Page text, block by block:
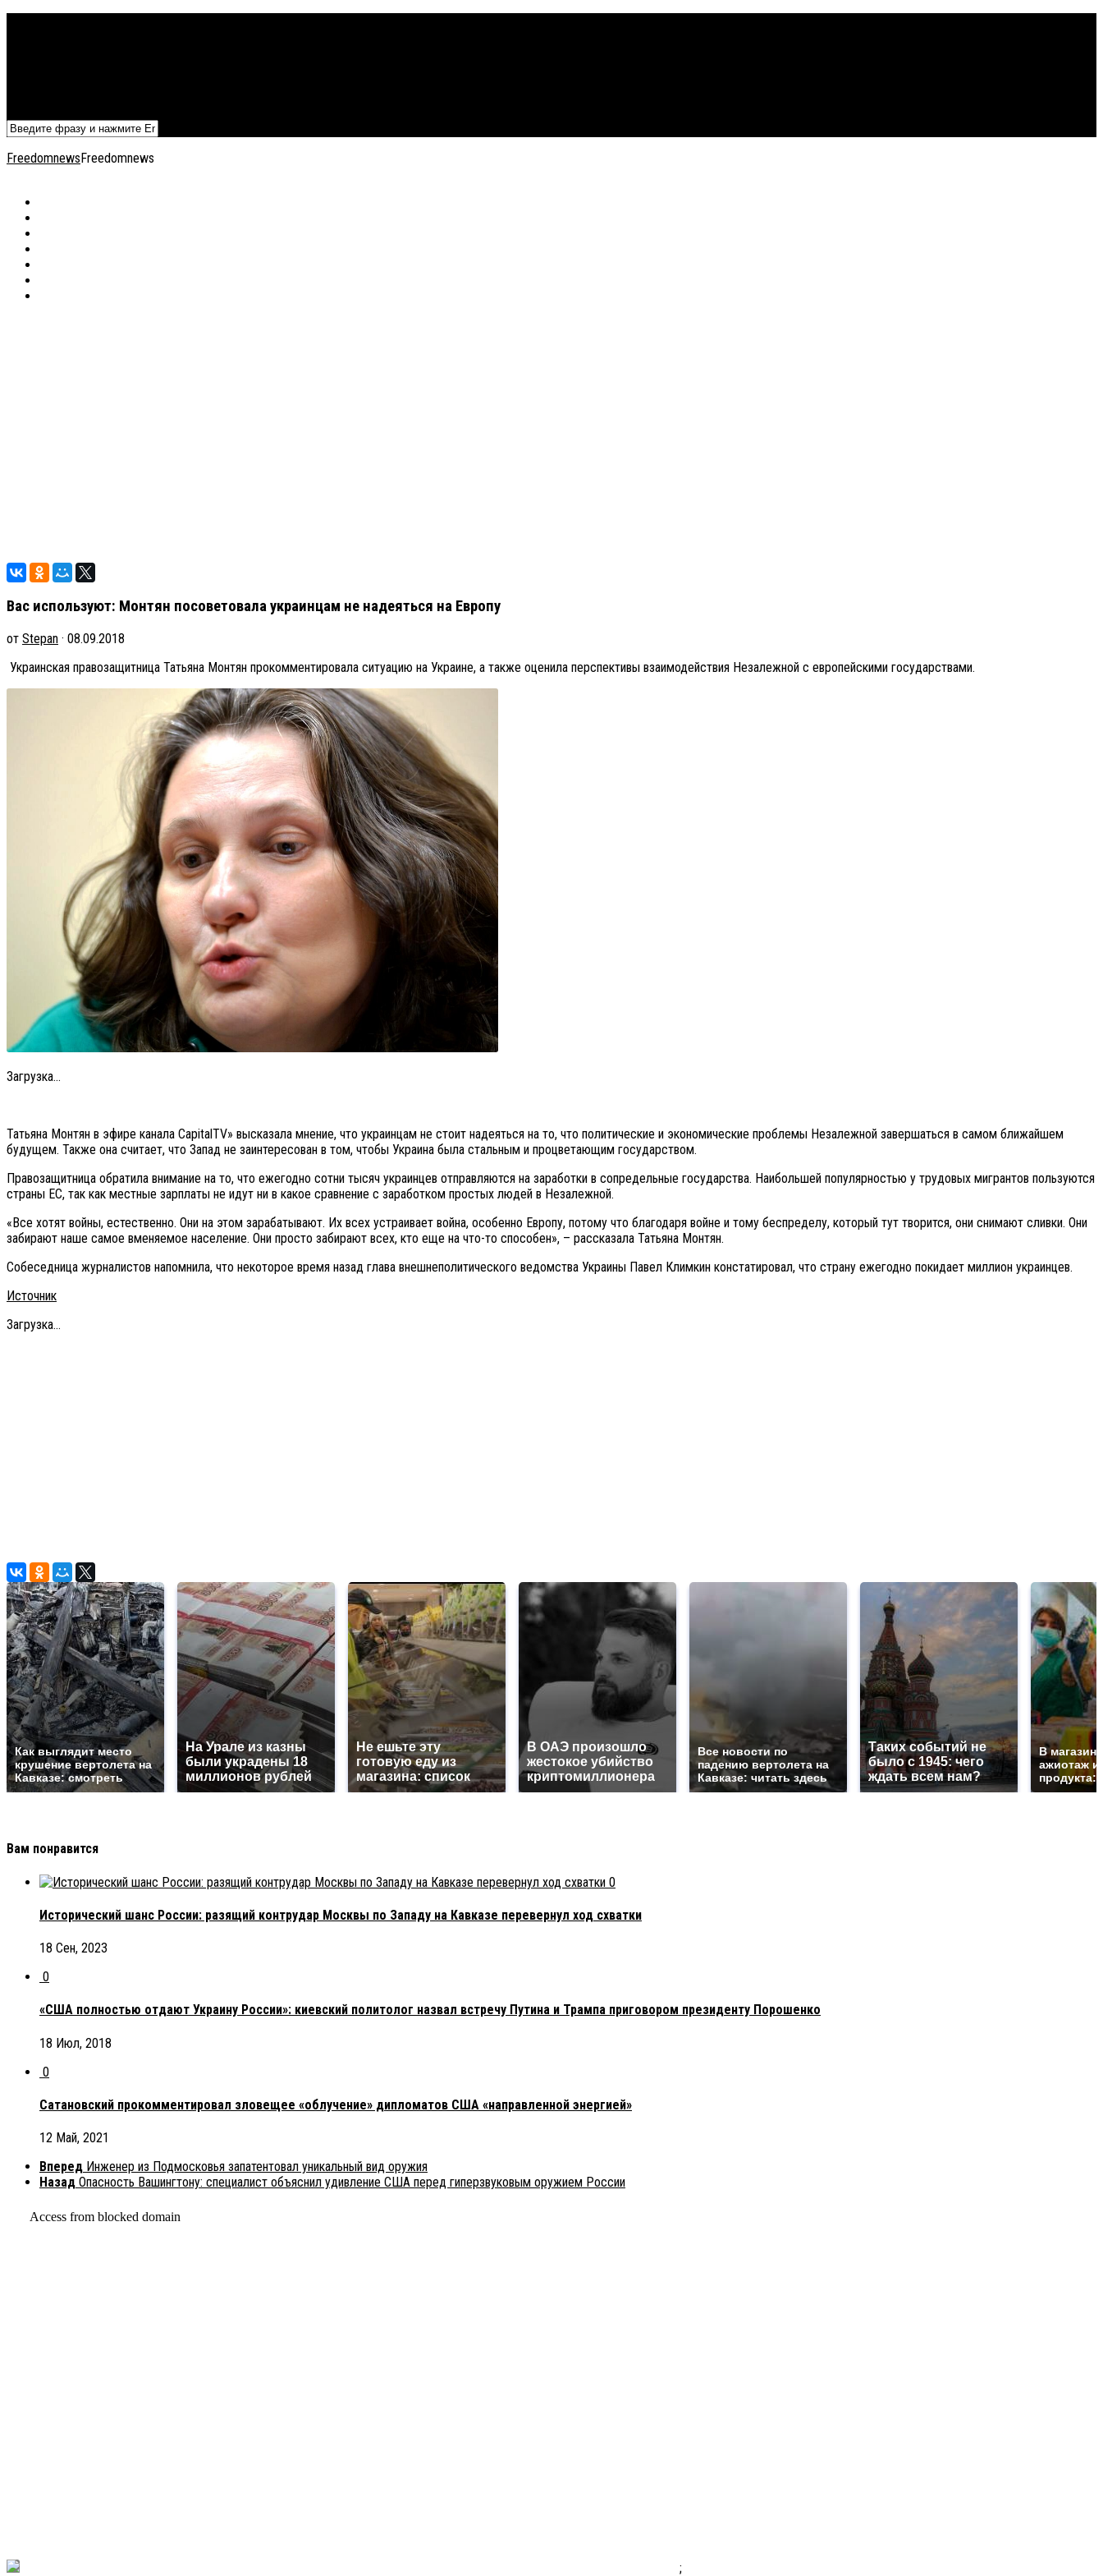
FreedomnewsFreedomnews
Вас используют: Монтян посоветовала украинцам не надеяться на Европу
от Stepan · 08.09.2018
Украинская правозащитница Татьяна Монтян прокомментировала ситуацию на Украине, а также оценила перспективы взаимодействия Незалежной с европейскими государствами.
Загрузка...
Татьяна Монтян в эфире канала CapitalTV» высказала мнение, что украинцам не стоит надеяться на то, что политические и экономические проблемы Незалежной завершаться в самом ближайшем
будущем. Также она считает, что Запад не заинтересован в том, чтобы Украина была стальным и процветающим государством.
Правозащитница обратила внимание на то, что ежегодно сотни тысяч украинцев отправляются на заработки в сопредельные государства. Наибольшей популярностью у трудовых мигрантов пользуются
страны ЕС, так как местные зарплаты не идут ни в какое сравнение с заработком простых людей в Незалежной.
«Все хотят войны, естественно. Они на этом зарабатывают. Их всех устраивает война, особенно Европу, потому что благодаря войне и тому беспределу, который тут творится, они снимают сливки. Они
забирают наше самое вменяемое население. Они просто забирают всех, кто еще на что-то способен», – рассказала Татьяна Монтян.
Собеседница журналистов напомнила, что некоторое время назад глава внешнеполитического ведомства Украины Павел Климкин констатировал, что страну ежегодно покидает миллион украинцев.
Источник
Загрузка...
Как выглядит место
крушение вертолета на
Кавказе: смотреть
На Урале из казны
были украдены 18
миллионов рублей
Не ешьте эту
готовую еду из
магазина: список
В ОАЭ произошло
жестокое убийство
криптомиллионера
Все новости по
падению вертолета на
Кавказе: читать здесь
Таких событий не
было с 1945: чего
ждать всем нам?
В
ажиотаж
продукта:
Вам понравится
0
Исторический шанс России: разящий контрудар Москвы по Западу на Кавказе перевернул ход схватки
18 Сен, 2023
0
«США полностью отдают Украину России»: киевский политолог назвал встречу Путина и Трампа приговором президенту Порошенко
18 Июл, 2018
0
Сатановский прокомментировал зловещее «облучение» дипломатов США «направленной энергией»
12 Май, 2021
Вперед Инженер из Подмосковья запатентовал уникальный вид оружия
Назад Опасность Вашингтону: специалист объяснил удивление США перед гиперзвуковым оружием России
;